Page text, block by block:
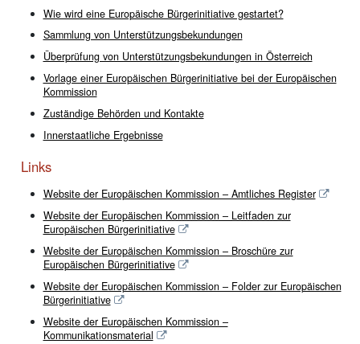
Wie wird eine Europäische Bürgerinitiative gestartet?
Sammlung von Unterstützungsbekundungen
Überprüfung von Unterstützungsbekundungen in Österreich
Vorlage einer Europäischen Bürgerinitiative bei der Europäischen
Kommission
Zuständige Behörden und Kontakte
Innerstaatliche Ergebnisse
Links
Website der Europäischen Kommission – Amtliches Register
Website der Europäischen Kommission – Leitfaden zur
Europäischen Bürgerinitiative
Website der Europäischen Kommission – Broschüre zur
Europäischen Bürgerinitiative
Website der Europäischen Kommission – Folder zur Europäischen
Bürgerinitiative
Website der Europäischen Kommission –
Kommunikationsmaterial